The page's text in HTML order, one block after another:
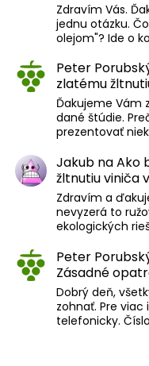
Zdravím Vás.
jednu otázku.
olejom"? Ide o
Peter
zlatému
Ďakujeme Vám
dané štúdie.
prezentovať
Jakub naAko
žltnutiu viniča
Zdravím a
nevyzerá to
ekologických
Peter
Zásadné
Dobrý deň,
zohnať. Pre
telefonicky.